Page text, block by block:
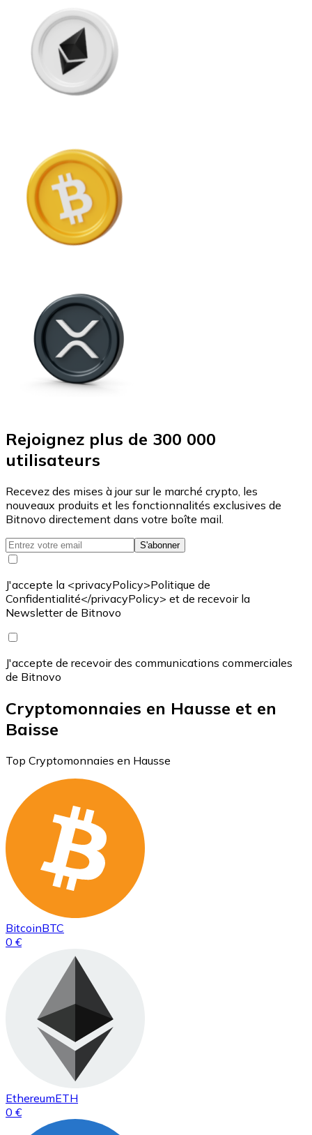
Rejoignez plus de 300 000
utilisateurs
Recevez des mises à jour sur le marché crypto, les
nouveaux produits et les fonctionnalités exclusives de
Bitnovo directement dans votre boîte mail.
S'abonner
J'accepte la <privacyPolicy>Politique de
Confidentialité</privacyPolicy> et de recevoir la
Newsletter de Bitnovo
J'accepte de recevoir des communications commerciales
de Bitnovo
Cryptomonnaies en Hausse et en
Baisse
Top Cryptomonnaies en Hausse
BitcoinBTC
0 €
EthereumETH
0 €